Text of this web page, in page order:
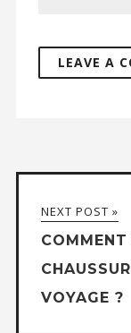
NEXT POST »
COMMENT
VOYAGE ?